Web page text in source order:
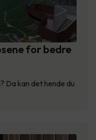
for bedre
Da kan det hende du